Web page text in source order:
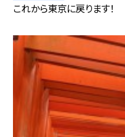
これから東京に戻ります！